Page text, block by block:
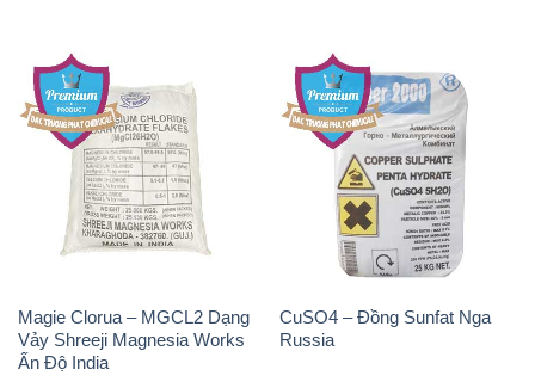
Magie Clorua – MGCL2 Dạng
Vảy Shreeji Magnesia Works
Ấn Độ India
CuSO4 – Đồng Sunfat Nga
Russia